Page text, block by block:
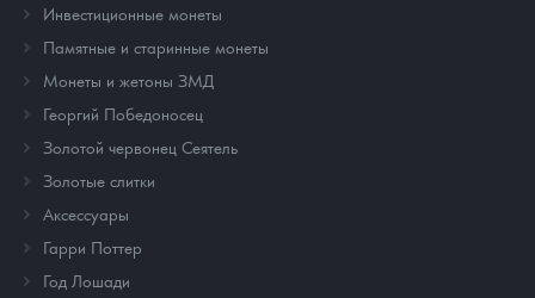
Инвестиционные монеты
Памятные и старинные монеты
Монеты и жетоны ЗМД
Георгий Победоносец
Золотой червонец Сеятель
Золотые слитки
Аксессуары
Гарри Поттер
Год Лошади